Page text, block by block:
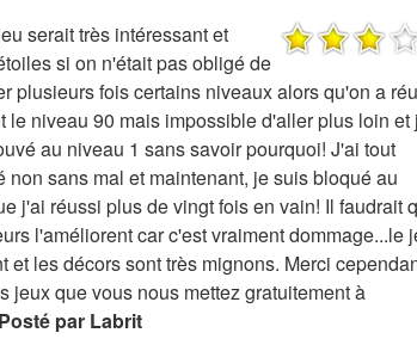
serait très intéressant et
si on n'était pas obligé de
plusieurs fois certains niveaux alors qu'on a
le niveau 90 mais impossible d'aller plus loin et
au niveau 1 sans savoir pourquoi! J'ai tout
non sans mal et maintenant, je suis bloqué au
j'ai réussi plus de vingt fois en vain! Il faudrait
l'améliorent car c'est vraiment dommage...le
et les décors sont très mignons. Merci
jeux que vous nous mettez gratuitement à
Posté par Labrit